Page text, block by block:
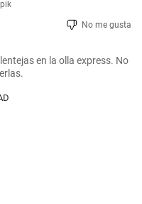
No me gusta
en la olla express. No